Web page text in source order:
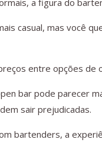
a figura do
casual, mas você
entre opções de
bar pode parecer
sair prejudicadas.
bartenders, a